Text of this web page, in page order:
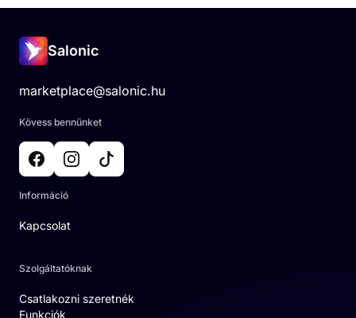
Salonic
marketplace@salonic.hu
Kövess bennünket
Információ
Kapcsolat
Szolgáltatóknak
Csatlakozni szeretnék
Funkciók